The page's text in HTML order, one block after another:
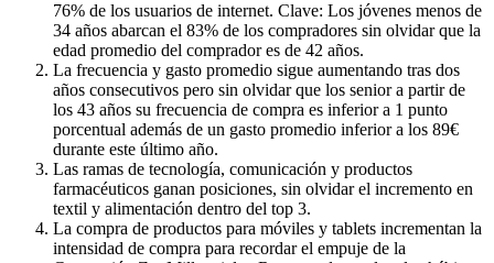
76% de los usuarios de internet. Clave: Los jóvenes menos de
34 años abarcan el 83% de los compradores sin olvidar que la
edad promedio del comprador es de 42 años.
La frecuencia y gasto promedio sigue aumentando tras dos
años consecutivos pero sin olvidar que los senior a partir de
los 43 años su frecuencia de compra es inferior a 1 punto
porcentual además de un gasto promedio inferior a los 89€
durante este último año.
Las ramas de tecnología, comunicación y productos
farmacéuticos ganan posiciones, sin olvidar el incremento en
textil y alimentación dentro del top 3.
La compra de productos para móviles y tablets incrementan la
intensidad de compra para recordar el empuje de la